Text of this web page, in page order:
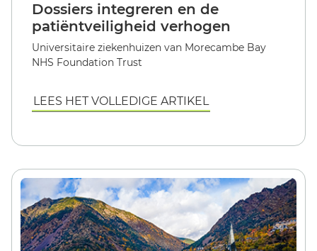
Dossiers integreren en de
patiëntveiligheid verhogen
Universitaire ziekenhuizen van Morecambe Bay
NHS Foundation Trust
LEES HET VOLLEDIGE ARTIKEL